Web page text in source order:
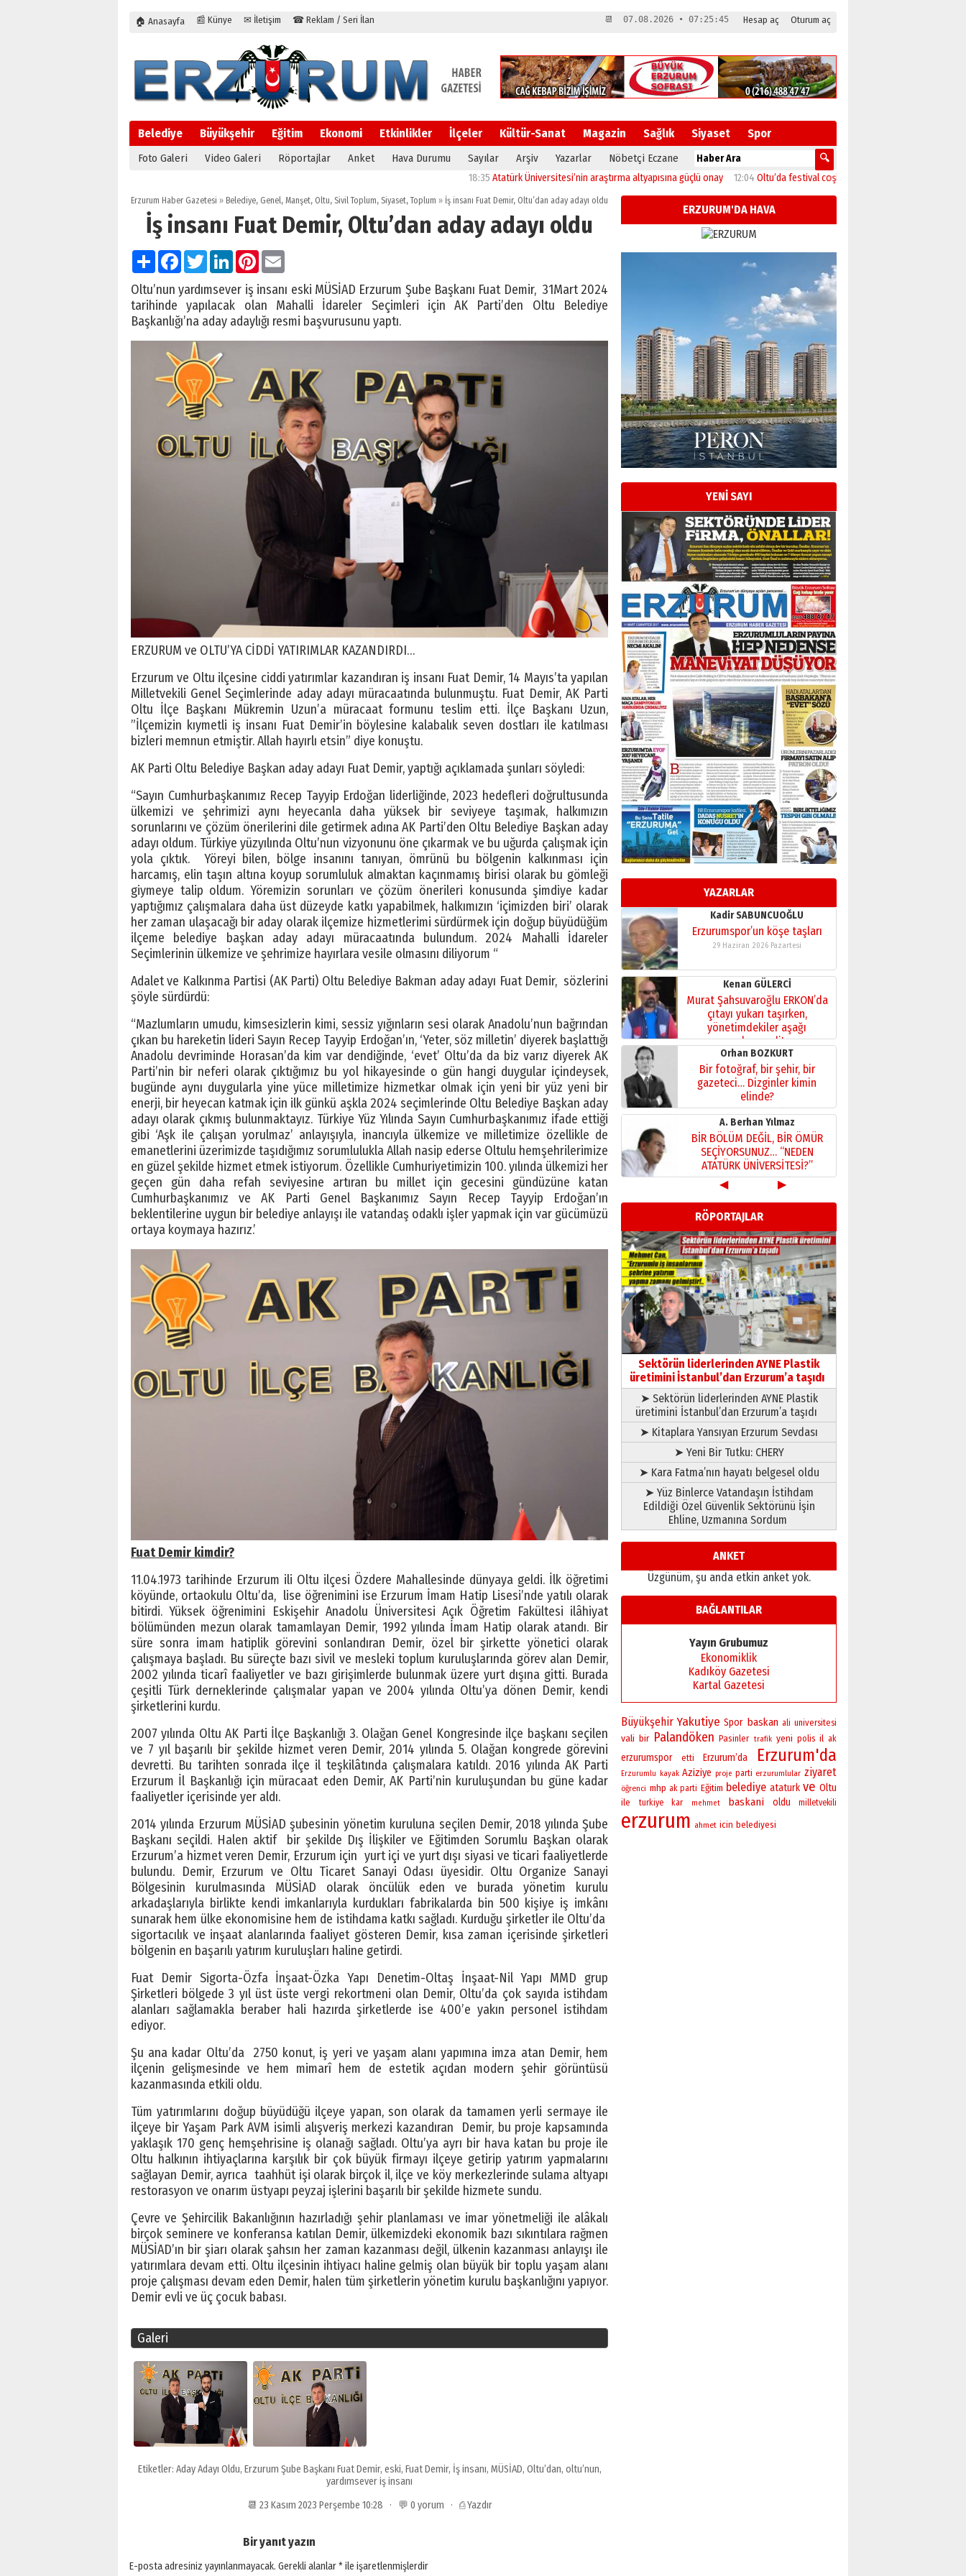
🏠 Anasayfa 📰 Künye ✉ İletişim ☎ Reklam / Seri İlan Hesap aç Oturum aç
📆 07.08.2026 • 07:25:46
Belediye Büyükşehir Eğitim Ekonomi Etkinlikler İlçeler Kültür-Sanat Magazin Sağlık Siyaset Spor
Foto Galeri Video Galeri Röportajlar Anket Hava Durumu Sayılar Arşiv Yazarlar Nöbetçi Eczane
Atatürk Üniversitesi’nin araştırma altyapısına güçlü onay 12:04Oltu’da festival coşkusu konserle zirveye ulaştı
Erzurum Haber Gazetesi » Belediye, Genel, Manşet, Oltu, Sivil Toplum, Siyaset,Toplum » İş insanı Fuat Demir, Oltu’dan aday adayı oldu
İş insanı Fuat Demir, Oltu’dan aday adayı oldu
PaylaşFacebook
TwitterLinkedInPinterest
Oltu’nun yardımsever iş insanı eski MÜSİAD Erzurum Şube Başkanı Fuat Demir, 31Mart 2024
tarihinde yapılacak olan Mahalli İdareler Seçimleri için AK Parti’den Oltu Belediye
Başkanlığı’na aday adaylığı resmi başvurusunu yaptı.
ERZURUM ve OLTU’YA CİDDİ YATIRIMLAR KAZANDIRDI…
Erzurum ve Oltu ilçesine ciddi yatırımlar kazandıran iş insanı Fuat Demir, 14 Mayıs’ta yapılan
Milletvekili Genel Seçimlerinde aday adayı müracaatında bulunmuştu. Fuat Demir, AK Parti
Oltu İlçe Başkanı Mükremin Uzun’a müracaat formunu teslim etti. İlçe Başkanı Uzun,
”İlçemizin kıymetli iş insanı Fuat Demir’in böylesine kalabalık seven dostları ile katılması
bizleri memnun etmiştir. Allah hayırlı etsin” diye konuştu.
AK Parti Oltu Belediye Başkan aday adayı Fuat Demir, yaptığı açıklamada şunları söyledi:
“Sayın Cumhurbaşkanımız Recep Tayyip Erdoğan liderliğinde, 2023 hedefleri doğrultusunda
ülkemizi ve şehrimizi aynı heyecanla daha yüksek bir seviyeye taşımak, halkımızın
sorunlarını ve çözüm önerilerini dile getirmek adına AK Parti’den Oltu Belediye Başkan aday
adayı oldum. Türkiye yüzyılında Oltu’nun vizyonunu öne çıkarmak ve bu uğurda çalışmak için
yola çıktık. Yöreyi bilen, bölge insanını tanıyan, ömrünü bu bölgenin kalkınması için
harcamış, elin taşın altına koyup sorumluluk almaktan kaçınmamış birisi olarak bu gömleği
giymeye talip oldum. Yöremizin sorunları ve çözüm önerileri konusunda şimdiye kadar
yaptığımız çalışmalara daha üst düzeyde katkı yapabilmek, halkımızın ‘içimizden biri’ olarak
her zaman ulaşacağı bir aday olarak ilçemize hizmetlerimi sürdürmek için doğup büyüdüğüm
ilçeme belediye başkan aday adayı müracaatında bulundum. 2024 Mahalli İdareler
Seçimlerinin ülkemize ve şehrimize hayırlara vesile olmasını diliyorum “
Adalet ve Kalkınma Partisi (AK Parti) Oltu Belediye Bakman aday adayı Fuat Demir, sözlerini
şöyle sürdürdü:
“Mazlumların umudu, kimsesizlerin kimi, sessiz yığınların sesi olarak Anadolu’nun bağrından
çıkan bu hareketin lideri Sayın Recep Tayyip Erdoğan’ın, ‘Yeter, söz milletin’ diyerek başlattığı
Anadolu devriminde Horasan’da kim var dendiğinde, ‘evet’ Oltu’da da biz varız diyerek AK
Parti’nin bir neferi olarak çıktığımız bu yol hikayesinde o gün hangi duygular içindeysek,
bugünde aynı duygularla yine yüce milletimize hizmetkar olmak için yeni bir yüz yeni bir
enerji, bir heyecan katmak için ilk günkü aşkla 2024 seçimlerinde Oltu Belediye Başkan aday
adayı olarak çıkmış bulunmaktayız. Türkiye Yüz Yılında Sayın Cumhurbaşkanımız ifade ettiği
gibi ‘Aşk ile çalışan yorulmaz’ anlayışıyla, inancıyla ülkemize ve milletimize özellikle de
emanetlerini üzerimizde taşıdığımız sorumlulukla Allah nasip ederse Oltulu hemşehrilerimize
en güzel şekilde hizmet etmek istiyorum. Özellikle Cumhuriyetimizin 100. yılında ülkemizi her
geçen gün daha refah seviyesine artıran bu millet için gecesini gündüzüne katan
Cumhurbaşkanımız ve AK Parti Genel Başkanımız Sayın Recep Tayyip Erdoğan’ın
beklentilerine uygun bir belediye anlayışı ile vatandaş odaklı işler yapmak için var gücümüzü
ortaya koymaya hazırız.’
Fuat Demir kimdir?
11.04.1973 tarihinde Erzurum ili Oltu ilçesi Özdere Mahallesinde dünyaya geldi. İlk öğretimi
köyünde, ortaokulu Oltu’da, lise öğrenimini ise Erzurum İmam Hatip Lisesi’nde yatılı olarak
bitirdi. Yüksek öğrenimini Eskişehir Anadolu Üniversitesi Açık Öğretim Fakültesi ilâhiyat
bölümünden mezun olarak tamamlayan Demir, 1992 yılında İmam Hatip olarak atandı. Bir
süre sonra imam hatiplik görevini sonlandıran Demir, özel bir şirkette yönetici olarak
çalışmaya başladı. Bu süreçte bazı sivil ve mesleki toplum kuruluşlarında görev alan Demir,
2002 yılında ticarî faaliyetler ve bazı girişimlerde bulunmak üzere yurt dışına gitti. Burada
çeşitli Türk derneklerinde çalışmalar yapan ve 2004 yılında Oltu’ya dönen Demir, kendi
şirketlerini kurdu.
2007 yılında Oltu AK Parti İlçe Başkanlığı 3. Olağan Genel Kongresinde ilçe başkanı seçilen
ve 7 yıl başarılı bir şekilde hizmet veren Demir, 2014 yılında 5. Olağan kongrede görevini
devretti. Bu tarihten sonrada ilçe il teşkilâtında çalışmalara katıldı. 2016 yılında AK Parti
Erzurum İl Başkanlığı için müracaat eden Demir, AK Parti’nin kuruluşundan bu güne kadar
faaliyetler içerisinde yer aldı.
2014 yılında Erzurum MÜSİAD şubesinin yönetim kuruluna seçilen Demir, 2018 yılında Şube
Başkanı seçildi. Halen aktif bir şekilde Dış İlişkiler ve Eğitimden Sorumlu Başkan olarak
Erzurum’a hizmet veren Demir, Erzurum için yurt içi ve yurt dışı siyasi ve ticari faaliyetlerde
bulundu. Demir, Erzurum ve Oltu Ticaret Sanayi Odası üyesidir. Oltu Organize Sanayi
Bölgesinin kurulmasında MÜSİAD olarak öncülük eden ve burada yönetim kurulu
arkadaşlarıyla birlikte kendi imkanlarıyla kurdukları fabrikalarda bin 500 kişiye iş imkânı
sunarak hem ülke ekonomisine hem de istihdama katkı sağladı. Kurduğu şirketler ile Oltu’da
sigortacılık ve inşaat alanlarında faaliyet gösteren Demir, kısa zaman içerisinde şirketleri
bölgenin en başarılı yatırım kuruluşları haline getirdi.
Fuat Demir Sigorta-Özfa İnşaat-Özka Yapı Denetim-Oltaş İnşaat-Nil Yapı MMD grup
Şirketleri bölgede 3 yıl üst üste vergi rekortmeni olan Demir, Oltu’da çok sayıda istihdam
alanları sağlamakla beraber hali hazırda şirketlerde ise 400’e yakın personel istihdam
ediyor.
Şu ana kadar Oltu’da 2750 konut, iş yeri ve yaşam alanı yapımına imza atan Demir, hem
ilçenin gelişmesinde ve hem mimarî hem de estetik açıdan modern şehir görüntüsü
kazanmasında etkili oldu.
Tüm yatırımlarını doğup büyüdüğü ilçeye yapan, son olarak da tamamen yerli sermaye ile
ilçeye bir Yaşam Park AVM isimli alışveriş merkezi kazandıran Demir, bu proje kapsamında
yaklaşık 170 genç hemşehrisine iş olanağı sağladı. Oltu’ya ayrı bir hava katan bu proje ile
Oltu halkının ihtiyaçlarına karşılık bir çok büyük firmayı ilçeye getirip yatırım yapmalarını
sağlayan Demir, ayrıca taahhüt işi olarak birçok il, ilçe ve köy merkezlerinde sulama altyapı
restorasyon ve onarım üstyapı peyzaj işlerini başarılı bir şekilde hizmete sundu.
Çevre ve Şehircilik Bakanlığının hazırladığı şehir planlaması ve imar yönetmeliği ile alâkalı
birçok seminere ve konferansa katılan Demir, ülkemizdeki ekonomik bazı sıkıntılara rağmen
MÜSİAD’ın bir şiarı olarak şahsın her zaman kazanması değil, ülkenin kazanması anlayışı ile
yatırımlara devam etti. Oltu ilçesinin ihtiyacı haline gelmiş olan büyük bir toplu yaşam alanı
proje çalışması devam eden Demir, halen tüm şirketlerin yönetim kurulu başkanlığını yapıyor.
Demir evli ve üç çocuk babası.
Galeri
Etiketler: Aday Adayı Oldu, Erzurum Şube Başkanı Fuat Demir, eski, Fuat Demir, İş insanı, MÜSİAD, Oltu’dan, oltu’nun,
yardımsever iş insanı
📆 23 Kasım 2023 Perşembe 10:28 · 💬 0 yorum · ⎙ Yazdır
Bir yanıt yazın
E-posta adresiniz yayınlanmayacak. Gerekli alanlar*ile işaretlenmişlerdir
ERZURUM'DA HAVA
YENİ SAYI
YAZARLAR
Esat BİNDESEN
Başkan Sekmen’den Erzurum’a
bir vizyon proje daha!
02 Ağustos 2026 Pazar
Kadir SABUNCUOĞLU
Erzurumspor’un köşe taşları
29 Haziran 2026 Pazartesi
Kenan GÜLERCİ
Murat Şahsuvaroğlu ERKON’da
çıtayı yukarı taşırken,
yönetimdekiler aşağı
çekmemeli!
17 Şubat 2026 SalıOrhan BOZKURT
Bir fotoğraf, bir şehir, bir
gazeteci… Dizginler kimin
elinde?
31 Mart 2026 Salı
A. Berhan Yılmaz
BİR BÖLÜM DEĞİL, BİR ÖMÜR
SEÇİYORSUNUZ… “NEDEN
ATATÜRK ÜNİVERSİTESİ?”
28 Temmuz 2026 Salı
Ahmet Gökhan YAZICI
Ahmed Yesevi’den bir
Alperen… ”Reisimiz” idi…
Hakka yürüdü.!
26 Mart 2026 Perşembe
Cem Bakırcı
Ardında bıraktığı hatıralarıyla
gönül adamı Faruk Terzioğlu!
13 Mayıs 2026 Çarşamba
Esat BİNDESEN
Başkan Sekmen’den Erzurum’a
bir vizyon proje daha!
02 Ağustos 2026 Pazar
Kadir SABUNCUOĞLU
Erzurumspor’un köşe taşları
29 Haziran 2026 Pazartesi
Kenan GÜLERCİ
Murat Şahsuvaroğlu ERKON’da
çıtayı yukarı taşırken,
yönetimdekiler aşağı
çekmemeli!
17 Şubat 2026 SalıOrhan BOZKURT
Bir fotoğraf, bir şehir, bir
gazeteci… Dizginler kimin
elinde?
31 Mart 2026 Salı
A. Berhan Yılmaz
BİR BÖLÜM DEĞİL, BİR ÖMÜR
SEÇİYORSUNUZ… “NEDEN
ATATÜRK ÜNİVERSİTESİ?”
28 Temmuz 2026 Salı
Ahmet Gökhan YAZICI
Ahmed Yesevi’den bir
Alperen… ”Reisimiz” idi…
Hakka yürüdü.!
26 Mart 2026 Perşembe
Cem Bakırcı
Ardında bıraktığı hatıralarıyla
gönül adamı Faruk Terzioğlu!
13 Mayıs 2026 Çarşamba
Esat BİNDESEN
Başkan Sekmen’den Erzurum’a
bir vizyon proje daha!
02 Ağustos 2026 Pazar
◀ ▶
RÖPORTAJLAR
Sektörün liderlerinden AYNE Plastik
üretimini İstanbul’dan Erzurum’a taşıdı
➤ Sektörün liderlerinden AYNE Plastik
üretimini İstanbul’dan Erzurum’a taşıdı
➤ Kitaplara Yansıyan Erzurum Sevdası
➤ Yeni Bir Tutku: CHERY
➤ Kara Fatma’nın hayatı belgesel oldu
➤ Yüz Binlerce Vatandaşın İstihdam
Edildiği Özel Güvenlik Sektörünü İşin
Ehline, Uzmanına Sordum
ANKET
Üzgünüm, şu anda etkin anket yok.
BAĞLANTILAR
Yayın Grubumuz
Ekonomiklik
Kadıköy Gazetesi
Kartal Gazetesi
Büyükşehir Yakutiye Spor baskan ali universitesi
vali bir Palandöken Pasinler trafik yeni polis il ak
erzurumspor etti Erzurum’da Erzurum'da
Erzurumlu kayak Aziziye proje parti erzurumlular ziyaret
öğrenci mhp ak parti Eğitim belediye ataturk ve Oltu
ile turkiye kar mehmet baskani oldu milletvekili
erzurum ahmet icin belediyesi